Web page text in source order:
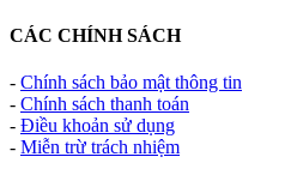
CÁC CHÍNH SÁCH
- Chính sách bảo mật thông tin
- Chính sách thanh toán
- Điều khoản sử dụng
- Miễn trừ trách nhiệm